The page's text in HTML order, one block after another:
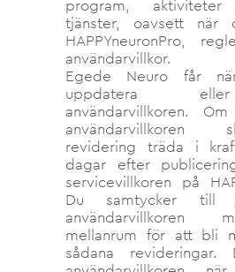
program,
tjänster, oavsett
HAPPYneuronPro,
användarvillkor.
Egede Neuro får
uppdatera
användarvillkoren.
användarvillkoren
revidering träda i
dagar efter
servicevillkoren på
Du samtycker till
användarvillkoren
mellanrum för att bli
sådana